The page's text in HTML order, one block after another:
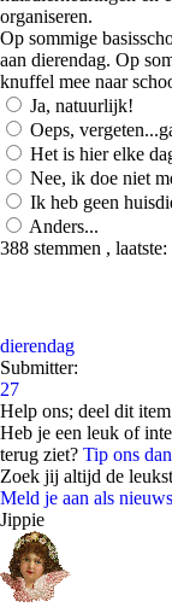
organiseren.
Op sommige
aan dierendag. Op
knuffel mee naar
Ja, natuurlijk!
Oeps,
Het is hier elke
Nee, ik doe niet
Ik heb geen
Anders...
388 stemmen ,
dierendag
Submitter:
27
Help ons; deel dit
Heb je een leuk of
terug ziet? Tip ons
Zoek jij altijd de
Meld je aan als
Jippie